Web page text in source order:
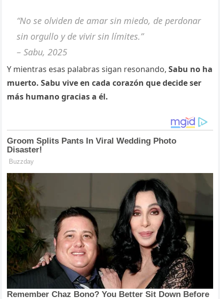
“No se olviden de amar sin miedo, de perdonar
sin orgullo y de vivir sin límites.”
– Sabu, 2025
Y mientras esas palabras sigan resonando,Sabu no ha
muerto. Sabu vive en cada corazón que decide ser
más humano gracias a él.